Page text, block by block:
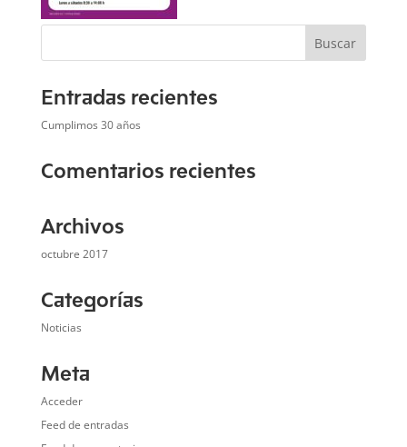
Entradas recientes
Cumplimos 30 años
Comentarios recientes
Archivos
octubre 2017
Categorías
Noticias
Meta
Acceder
Feed de entradas